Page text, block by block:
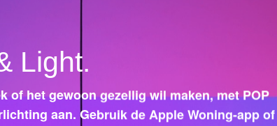
Light.
of het gewoon gezellig wil maken, met POP
aan. Gebruik de Apple Woning-app of